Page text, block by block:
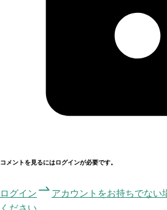
コメントを見るにはログインが必要です。
ログイン
アカウントをお持ちでない